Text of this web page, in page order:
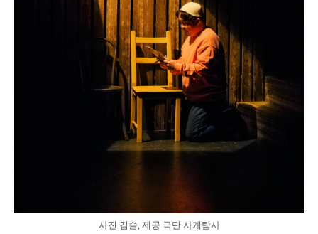
사진 김솔, 제공 극단 사개탐사